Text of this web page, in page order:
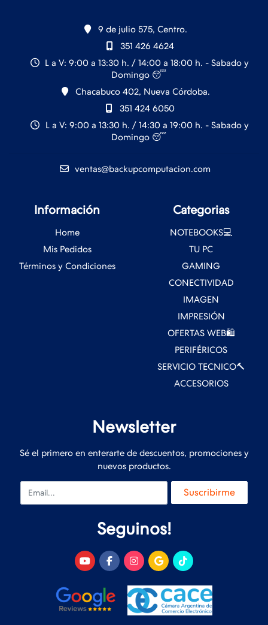
9 de julio 575, Centro.
351 426 4624
L a V: 9:00 a 13:30 h. / 14:00 a 18:00 h. - Sabado y
Domingo 😴
Chacabuco 402, Nueva Córdoba.
351 424 6050
L a V: 9:00 a 13:30 h. / 14:30 a 19:00 h. - Sabado y
Domingo 😴
ventas@backupcomputacion.com
Información
Home
Mis Pedidos
Términos y Condiciones
Categorias
NOTEBOOKS💻
TU PC
GAMING
CONECTIVIDAD
IMAGEN
IMPRESIÓN
OFERTAS WEB🛍️
PERIFÉRICOS
SERVICIO TECNICO🔨
ACCESORIOS
Newsletter
Sé el primero en enterarte de descuentos, promociones y
nuevos productos.
Email Suscribirme
Seguinos!